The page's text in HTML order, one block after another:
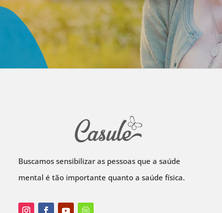
Buscamos sensibilizar as pessoas que a saúde
mental é tão importante quanto a saúde física.